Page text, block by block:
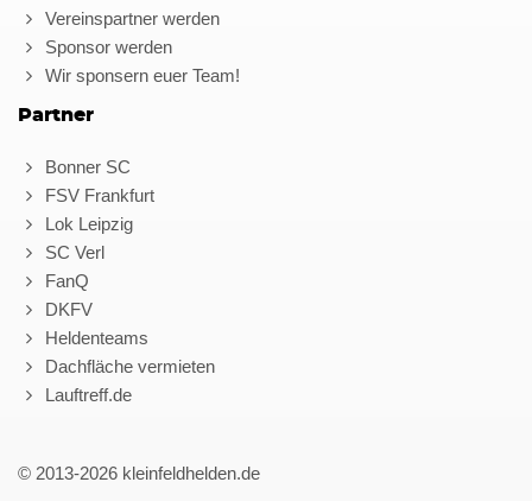
Vereinspartner werden
Sponsor werden
Wir sponsern euer Team!
Partner
Bonner SC
FSV Frankfurt
Lok Leipzig
SC Verl
FanQ
DKFV
Heldenteams
Dachfläche vermieten
Lauftreff.de
© 2013-2026 kleinfeldhelden.de